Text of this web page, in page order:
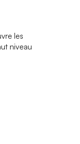
les
niveau